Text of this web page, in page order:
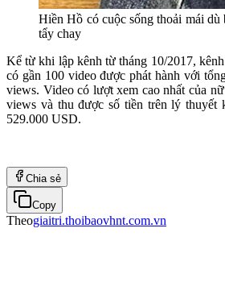
Hiền Hồ có cuộc sống thoải mái dù
tẩy chay
Kể từ khi lập kênh từ tháng 10/2017,
có gần 100 video được phát hành với
views. Video có lượt xem cao nhất của
views và thu được số tiền trên lý thuyết
529.000 USD.
Chia sẻ
Copy
Theogiaitri.thoibaovhnt.com.vn